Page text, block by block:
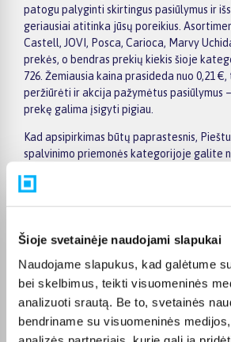
Šioje svetainėje naudojami slapukai
Naudojame slapukus, kad galėtume
bei skelbimus, teikti visuomeninės
analizuoti srautą. Be to, svetainės
bendriname su visuomeninės
patogu palyginti skirtingus pasiūlymus ir
geriausiai atitinka jūsų poreikius.
Castell, JOVI, Posca, Carioca, Marvy
prekės, o bendras prekių kiekis šioje
726. Žemiausia kaina prasideda nuo 0,21
peržiūrėti ir akcija pažymėtus pasiūlymus
prekę galima įsigyti pigiau.
Kad apsipirkimas būtų paprastesnis,
spalvinimo priemonės kategorijoje galite
kitus aktualius kriterijus. Prekių sąraše
pagrindinius pasiūlymus, o prekės
pristatymą ir kitas pirkimo sąlygas. Taip
pasirinktą prekę internetu.
BIGBOX.LT suteikia galimybę prekes nuo
nemokamu 24 mėnesių lizingu, todėl pirkti
patogiai planuojant išlaidas. Užsakymus